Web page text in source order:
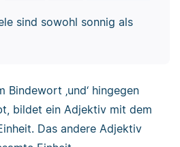
sind sowohl sonnig als
Bindewort ‚und‘ hingegen
bildet ein Adjektiv mit dem
Das andere Adjektiv